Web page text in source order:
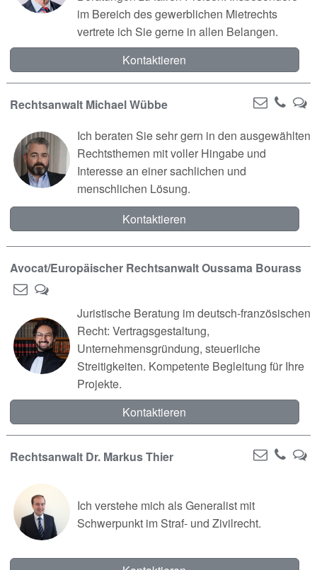
im Bereich des gewerblichen Mietrechts
vertrete ich Sie gerne in allen Belangen.
Kontaktieren
Rechtsanwalt Michael Wübbe
Ich beraten Sie sehr gern in den ausgewählten
Rechtsthemen mit voller Hingabe und
Interesse an einer sachlichen und
menschlichen Lösung.
Kontaktieren
Avocat/Europäischer Rechtsanwalt Oussama Bourass
Juristische Beratung im deutsch-französischen
Recht: Vertragsgestaltung,
Unternehmensgründung, steuerliche
Streitigkeiten. Kompetente Begleitung für Ihre
Projekte.
Kontaktieren
Rechtsanwalt Dr. Markus Thier
Ich verstehe mich als Generalist mit
Schwerpunkt im Straf- und Zivilrecht.